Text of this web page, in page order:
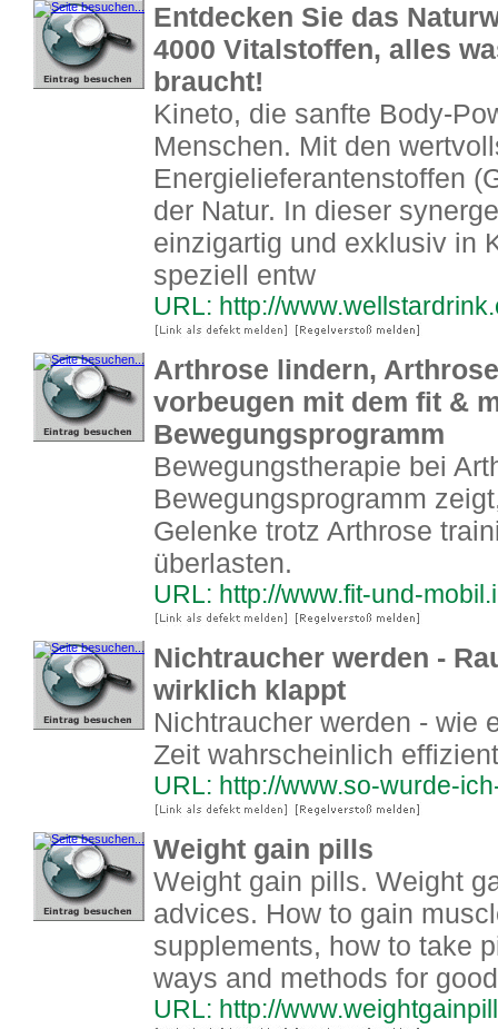
Entdecken Sie das
4000 Vitalstoffen, alles
braucht!
Kineto, die sanfte Body-
Menschen. Mit den
Energielieferantenstoffen
der Natur. In dieser
einzigartig und exklusiv in
speziell entw
URL: http://
Arthrose lindern,
vorbeugen mit dem fit &
Bewegungsprogramm
Bewegungstherapie bei
Bewegungsprogramm
Gelenke trotz Arthrose
überlasten.
URL: http://www.fit-und-
Nichtraucher werden -
wirklich klappt
Nichtraucher werden - wie
Zeit wahrscheinlich
URL: http://www.so-wurde-
Weight gain pills
Weight gain pills. Weight
advices. How to gain
supplements, how to take
ways and methods for
URL: http://